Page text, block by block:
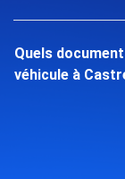
Quels
véhicule à